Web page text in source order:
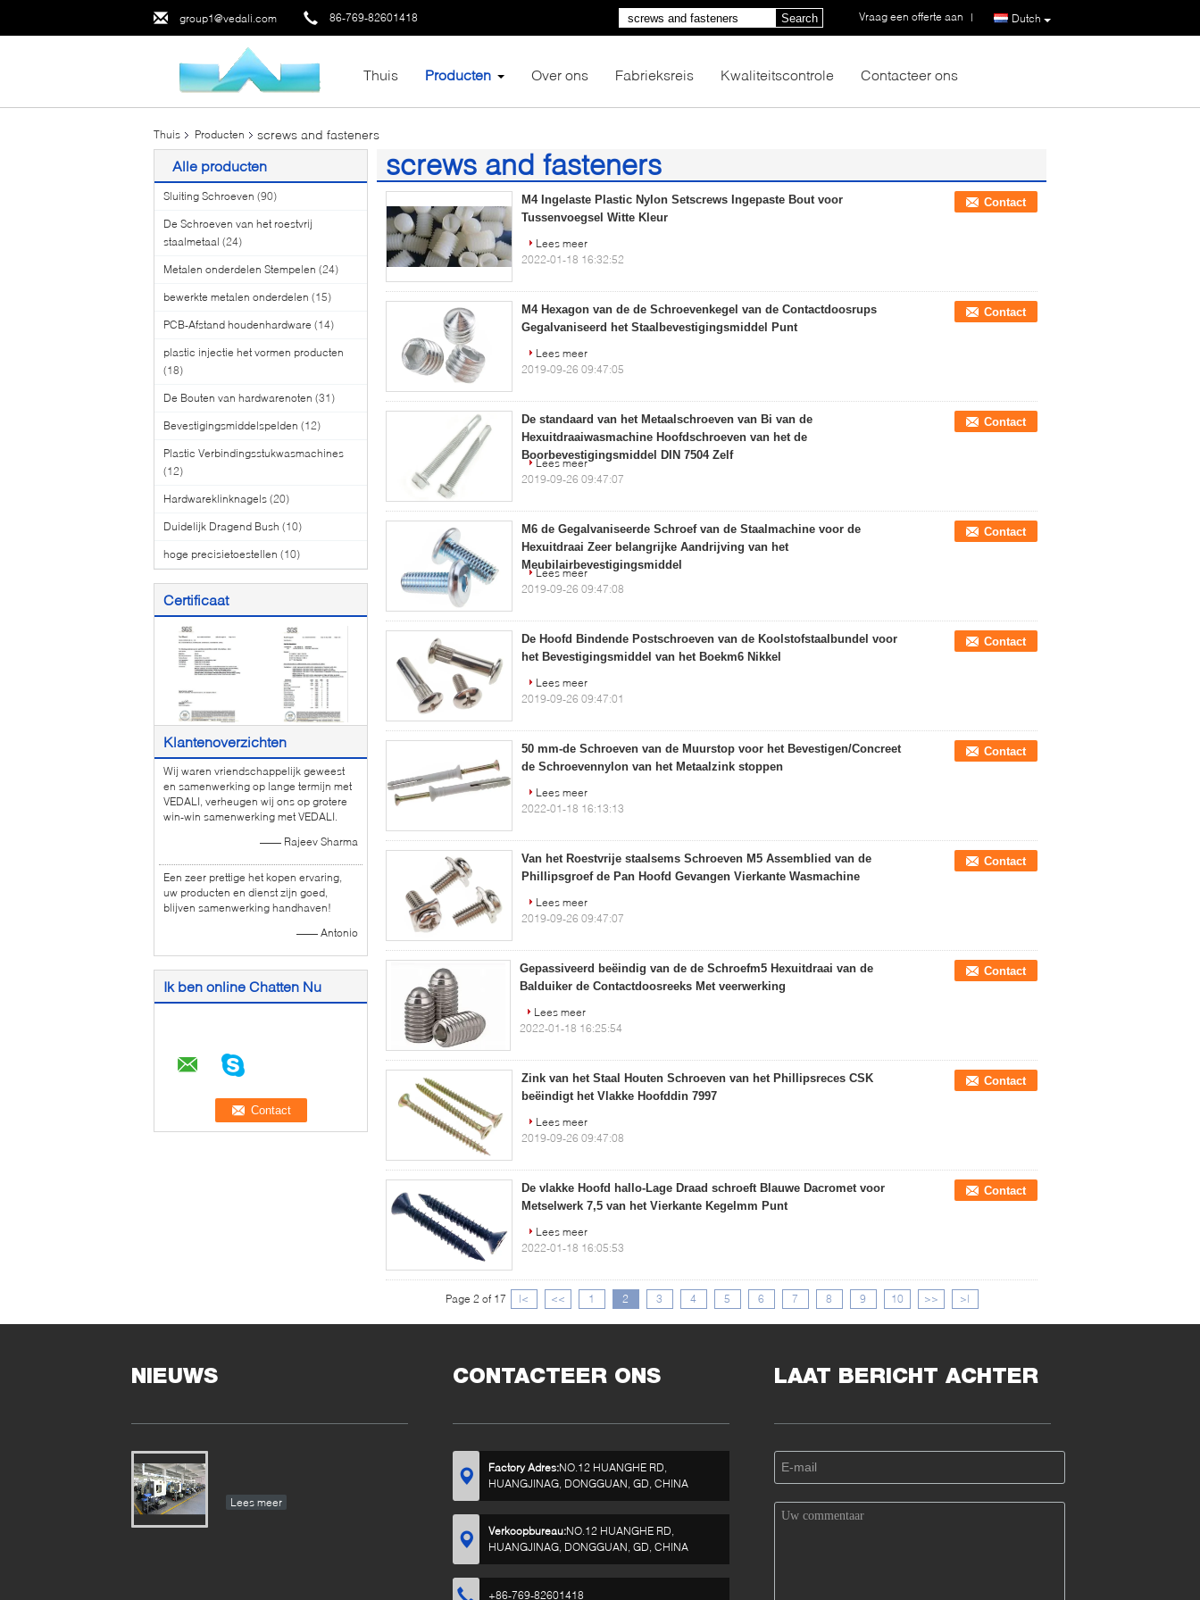
group1@vedali.com 86-769-82601418 Dutch
Vraag een offerte aan |
Search
Thuis Producten Over ons Fabrieksreis Kwaliteitscontrole Contacteer ons
Thuis Producten screws and fasteners
Alle producten
Sluiting Schroeven (90)
De Schroeven van het roestvrij
staalmetaal (24)
Metalen onderdelen Stempelen (24)
bewerkte metalen onderdelen (15)
PCB-Afstand houdenhardware (14)
plastic injectie het vormen producten
(18)
De Bouten van hardwarenoten (31)
Bevestigingsmiddelspelden (12)
Plastic Verbindingsstukwasmachines
(12)
Hardwareklinknagels (20)
Duidelijk Dragend Bush (10)
hoge precisietoestellen (10)
Certificaat
Klantenoverzichten
Wij waren vriendschappelijk geweest
en samenwerking op lange termijn met
VEDALI, verheugen wij ons op grotere
win-win samenwerking met VEDALI.
—— Rajeev Sharma
Een zeer prettige het kopen ervaring,
uw producten en dienst zijn goed,
blijven samenwerking handhaven!
—— Antonio
Ik ben online Chatten Nu
screws and fasteners
(164)
M4 Ingelaste Plastic Nylon Setscrews Ingepaste Bout voor
Tussenvoegsel Witte Kleur
Contact
Lees meer
2022-01-18 16:32:52
M4 Hexagon van de de Schroevenkegel van de Contactdoosrups
Gegalvaniseerd het Staalbevestigingsmiddel Punt
Contact
Lees meer
2019-09-26 09:47:05
De standaard van het Metaalschroeven van Bi van de
Hexuitdraaiwasmachine Hoofdschroeven van het de
Boorbevestigingsmiddel DIN 7504 Zelf
Contact
Lees meer
2019-09-26 09:47:07
M6 de Gegalvaniseerde Schroef van de Staalmachine voor de
Hexuitdraai Zeer belangrijke Aandrijving van het
Meubilairbevestigingsmiddel
Contact
Lees meer
2019-09-26 09:47:08
De Hoofd Bindende Postschroeven van de Koolstofstaalbundel voor
het Bevestigingsmiddel van het Boekm6 Nikkel
Contact
Lees meer
2019-09-26 09:47:01
50 mm-de Schroeven van de Muurstop voor het Bevestigen/Concreet
de Schroevennylon van het Metaalzink stoppen
Contact
Lees meer
2022-01-18 16:13:13
Van het Roestvrije staalsems Schroeven M5 Assemblied van de
Phillipsgroef de Pan Hoofd Gevangen Vierkante Wasmachine
Contact
Lees meer
2019-09-26 09:47:07
Gepassiveerd beëindig van de de Schroefm5 Hexuitdraai van de
Balduiker de Contactdoosreeks Met veerwerking
Contact
Lees meer
2022-01-18 16:25:54
Zink van het Staal Houten Schroeven van het Phillipsreces CSK
beëindigt het Vlakke Hoofddin 7997
Contact
Lees meer
2019-09-26 09:47:08
De vlakke Hoofd hallo-Lage Draad schroeft Blauwe Dacromet voor
Metselwerk 7,5 van het Vierkante Kegelmm Punt
Contact
Lees meer
2022-01-18 16:05:53
Page 2 of 17 |< << 1 2 3 4 5 6 7 8 9 10 >> >|
NIEUWS
Lees meer
CONTACTEER ONS
Factory Adres:NO.12 HUANGHE RD,
HUANGJINAG, DONGGUAN, GD, CHINA
Verkoopbureau:NO.12 HUANGHE RD,
HUANGJINAG, DONGGUAN, GD, CHINA
+86-769-82601418
LAAT BERICHT ACHTER